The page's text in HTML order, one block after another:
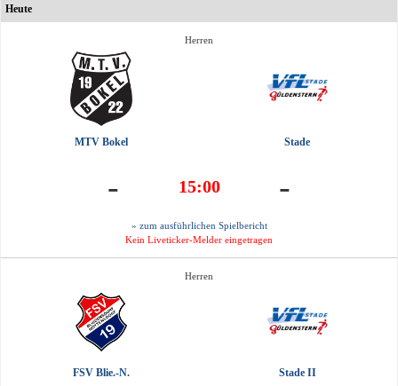
Heute
Herren
MTV Bokel Stade
- 15:00 -
» zum ausführlichen Spielbericht
Kein Liveticker-Melder eingetragen
Herren
FSV Blie.-N. Stade II